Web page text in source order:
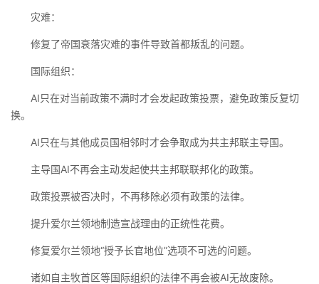
灾难：
修复了帝国衰落灾难的事件导致首都叛乱的问题。
国际组织：
AI只在对当前政策不满时才会发起政策投票，避免政策反复切
换。
AI只在与其他成员国相邻时才会争取成为共主邦联主导国。
主导国AI不再会主动发起使共主邦联联邦化的政策。
政策投票被否决时，不再移除必须有政策的法律。
提升爱尔兰领地制造宣战理由的正统性花费。
修复爱尔兰领地“授予长官地位”选项不可选的问题。
诸如自主牧首区等国际组织的法律不再会被AI无故废除。